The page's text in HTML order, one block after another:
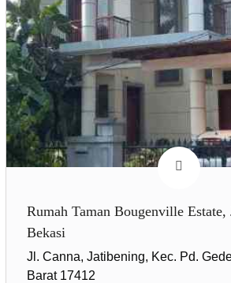
Rumah Taman Bougenville Estate,
Bekasi
Jl. Canna, Jatibening, Kec. Pd.
Barat 17412